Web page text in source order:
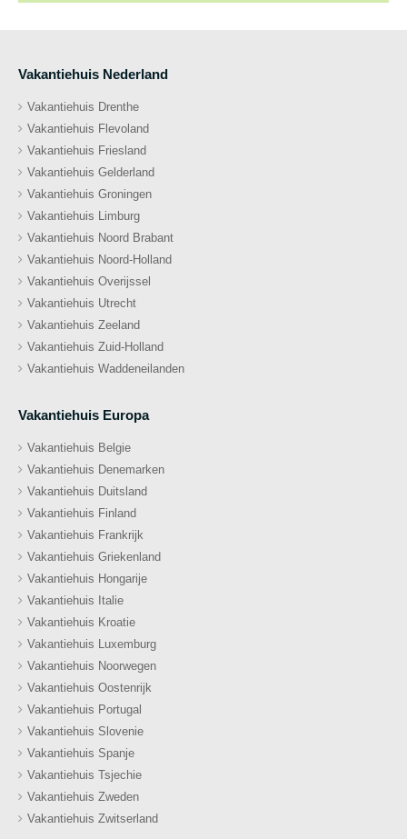
Vakantiehuis Nederland
Vakantiehuis Drenthe
Vakantiehuis Flevoland
Vakantiehuis Friesland
Vakantiehuis Gelderland
Vakantiehuis Groningen
Vakantiehuis Limburg
Vakantiehuis Noord Brabant
Vakantiehuis Noord-Holland
Vakantiehuis Overijssel
Vakantiehuis Utrecht
Vakantiehuis Zeeland
Vakantiehuis Zuid-Holland
Vakantiehuis Waddeneilanden
Vakantiehuis Europa
Vakantiehuis Belgie
Vakantiehuis Denemarken
Vakantiehuis Duitsland
Vakantiehuis Finland
Vakantiehuis Frankrijk
Vakantiehuis Griekenland
Vakantiehuis Hongarije
Vakantiehuis Italie
Vakantiehuis Kroatie
Vakantiehuis Luxemburg
Vakantiehuis Noorwegen
Vakantiehuis Oostenrijk
Vakantiehuis Portugal
Vakantiehuis Slovenie
Vakantiehuis Spanje
Vakantiehuis Tsjechie
Vakantiehuis Zweden
Vakantiehuis Zwitserland